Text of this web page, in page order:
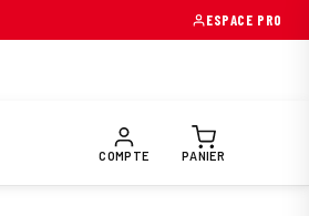
ESPACE PRO
COMPTE PANIER
PILOTE PRÉPARATION